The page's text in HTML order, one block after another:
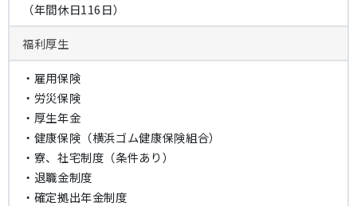
（年間休日116日）
福利厚生
・雇用保険
・労災保険
・厚生年金
・健康保険（横浜ゴム健康保険組合）
・寮、社宅制度（条件あり）
・退職金制度
・確定拠出年金制度